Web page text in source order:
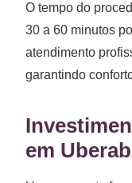
O tempo do
30 a 60 minutos
atendimento
garantindo
em